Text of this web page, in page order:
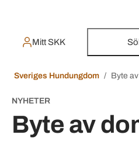
Mitt SKK
Sveriges Hundungdom Byte
Byte av
NYHETER